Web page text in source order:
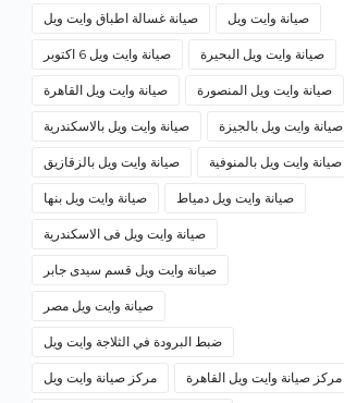
صيانة غسالة اطباق وايت ويل صيانة وايت ويل
صيانة وايت ويل 6 اكتوبر صيانة وايت ويل البحيرة
صيانة وايت ويل القاهرة صيانة وايت ويل المنصورة
صيانة وايت ويل بالاسكندرية صيانة وايت ويل بالجيزة
صيانة وايت ويل بالزقازيق صيانة وايت ويل بالمنوفية
صيانة وايت ويل بنها صيانة وايت ويل دمياط
صيانة وايت ويل فى الاسكندرية
صيانة وايت ويل قسم سيدى جابر
صيانة وايت ويل مصر
ضبط البرودة في الثلاجة وايت ويل
مركز صيانة وايت ويل مركز صيانة وايت ويل القاهرة